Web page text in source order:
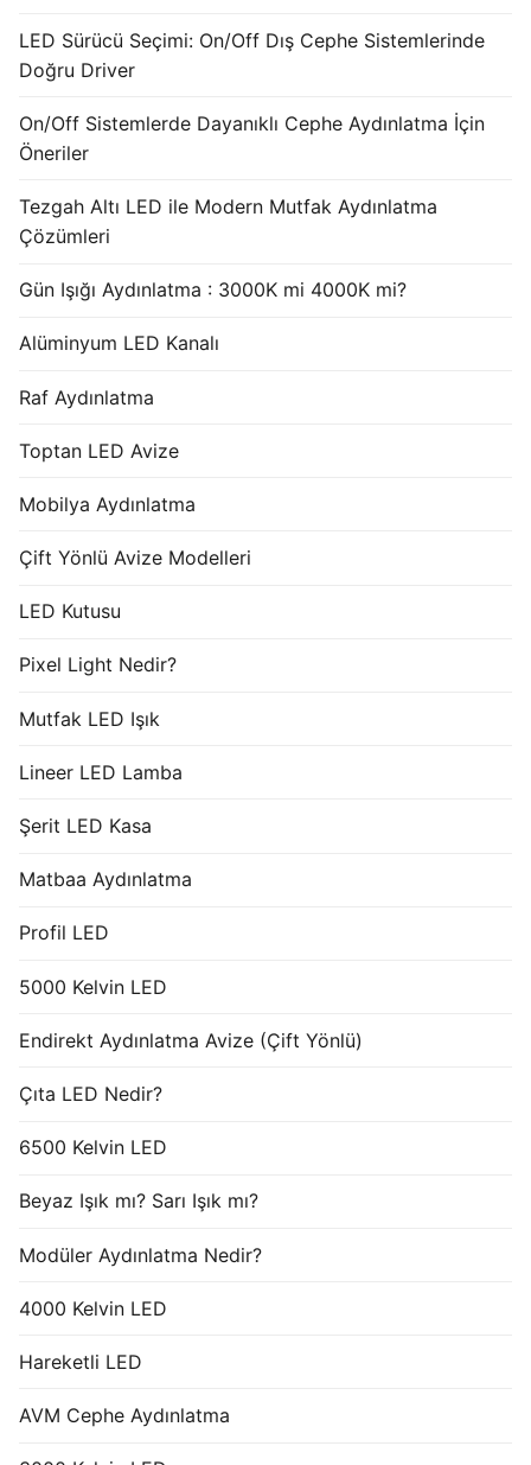
LED Sürücü Seçimi: On/Off Dış Cephe Sistemlerinde
Doğru Driver
On/Off Sistemlerde Dayanıklı Cephe Aydınlatma İçin
Öneriler
Tezgah Altı LED ile Modern Mutfak Aydınlatma
Çözümleri
Gün Işığı Aydınlatma : 3000K mi 4000K mi?
Alüminyum LED Kanalı
Raf Aydınlatma
Toptan LED Avize
Mobilya Aydınlatma
Çift Yönlü Avize Modelleri
LED Kutusu
Pixel Light Nedir?
Mutfak LED Işık
Lineer LED Lamba
Şerit LED Kasa
Matbaa Aydınlatma
Profil LED
5000 Kelvin LED
Endirekt Aydınlatma Avize (Çift Yönlü)
Çıta LED Nedir?
6500 Kelvin LED
Beyaz Işık mı? Sarı Işık mı?
Modüler Aydınlatma Nedir?
4000 Kelvin LED
Hareketli LED
AVM Cephe Aydınlatma